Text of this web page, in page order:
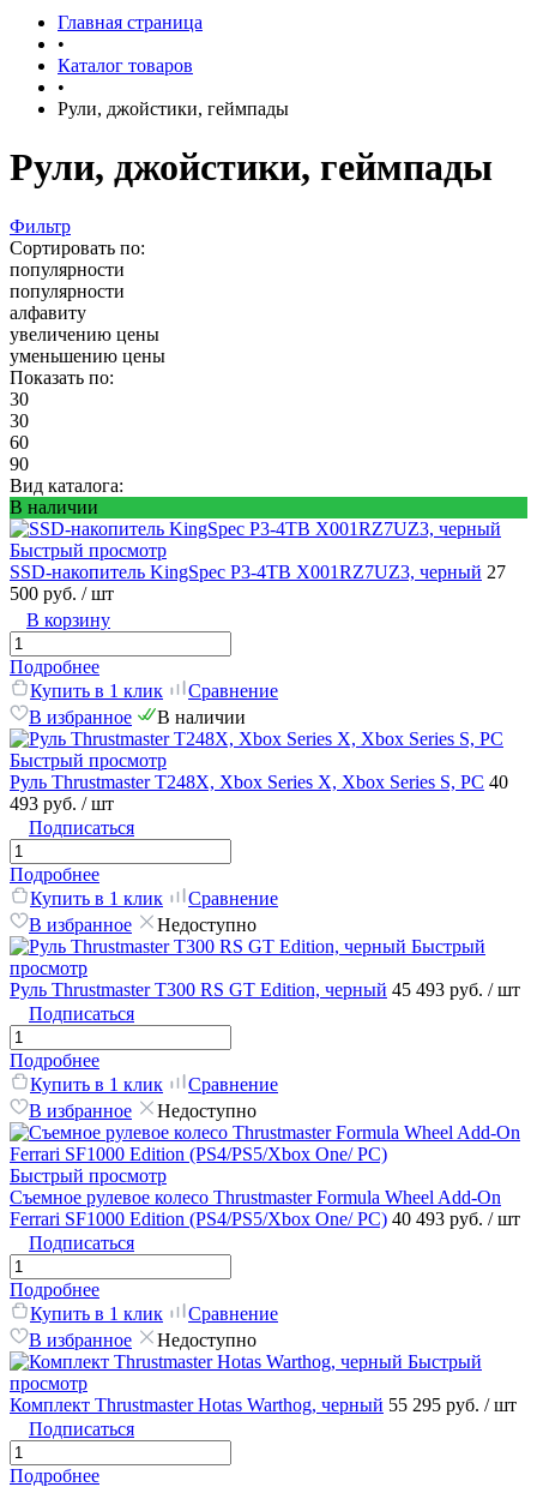
Главная страница
•
Каталог товаров
•
Рули, джойстики, геймпады
Рули, джойстики, геймпады
Фильтр
Сортировать по:
популярности
популярности
алфавиту
увеличению цены
уменьшению цены
Показать по:
30
30
60
90
Вид каталога:
В наличии
Быстрый просмотр
SSD-накопитель KingSpec P3-4TB X001RZ7UZ3, черный 27
500 руб. / шт
В корзину
Подробнее
Купить в 1 клик
Сравнение
В избранное
В наличии
Быстрый просмотр
Руль Thrustmaster T248X, Xbox Series X, Xbox Series S, PC 40
493 руб. / шт
Подписаться
Подробнее
Купить в 1 клик
Сравнение
В избранное
Недоступно
Быстрый
просмотр
Руль Thrustmaster T300 RS GT Edition, черный 45 493 руб. / шт
Подписаться
Подробнее
Купить в 1 клик
Сравнение
В избранное
Недоступно
Быстрый просмотр
Съемное рулевое колесо Thrustmaster Formula Wheel Add-On
Ferrari SF1000 Edition (PS4/PS5/Xbox One/ PC) 40 493 руб. / шт
Подписаться
Подробнее
Купить в 1 клик
Сравнение
В избранное
Недоступно
Быстрый
просмотр
Комплект Thrustmaster Hotas Warthog, черный 55 295 руб. / шт
Подписаться
Подробнее